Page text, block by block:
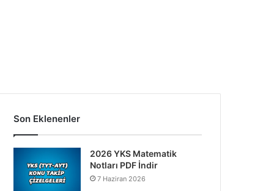
Son Eklenenler
2026 YKS Matematik
Notları PDF İndir
7 Haziran 2026